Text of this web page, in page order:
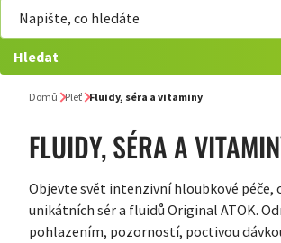
Hledat
Domů Pleť Fluidy, séra a vitaminy
FLUIDY, SÉRA A
Objevte svět intenzivní hloubkové péče,
unikátních sér a fluidů Original ATOK.
pohlazením, pozorností, poctivou